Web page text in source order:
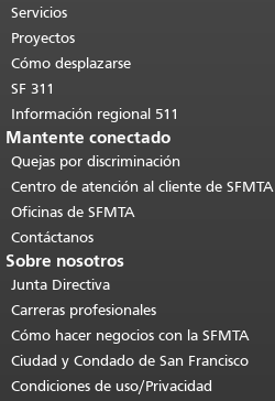
páginas.Volver al principio del
contenido principal
Servicios
Proyectos
Cómo desplazarse
SF 311
Información regional 511
Mantente conectado
Quejas por discriminación
Centro de atención al cliente de SFMTA
Oficinas de SFMTA
Contáctanos
Sobre nosotros
Junta Directiva
Carreras profesionales
Cómo hacer negocios con la SFMTA
Ciudad y Condado de San Francisco
Condiciones de uso/Privacidad